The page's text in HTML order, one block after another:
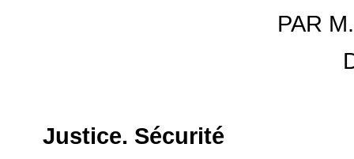
PAR
Justice. Sécurité